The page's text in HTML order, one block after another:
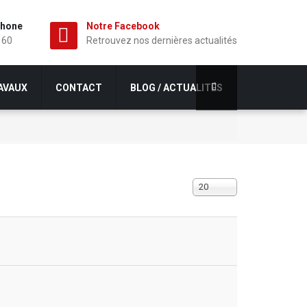
Notre Facebook
Retrouvez nos dernières actualités
CONTACT BLOG / ACTUALITÉS
Affichage
20